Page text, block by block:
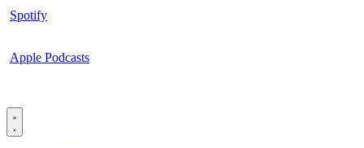
Spotify
Apple Podcasts